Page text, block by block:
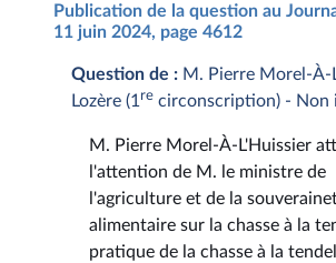
Publication de la question au
11 juin 2024, page 4612
Question de : M. Pierre Morel-À-
Lozère (1 re circonscription) - Non
M. Pierre Morel-À-L'Huissier
l'attention de M. le ministre de
l'agriculture et de la
alimentaire sur la chasse à la
pratique de la chasse à la